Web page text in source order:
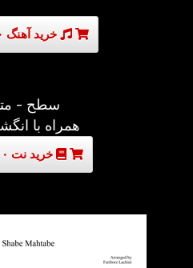
خرید آهنگ ۱۵۰۰۰ تومان
سطح -
همراه با
خرید نت ۳۰۰۰۰ تومان